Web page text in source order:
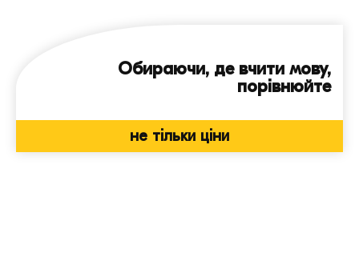
Обираючи, де вчити мову,
порівнюйте
не тільки ціни